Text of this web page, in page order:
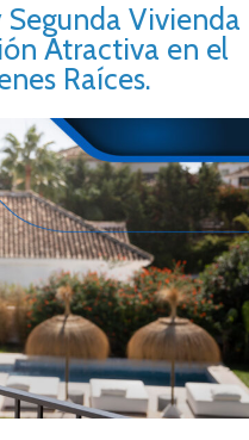
Vivienda
Atractiva en el
Raíces.